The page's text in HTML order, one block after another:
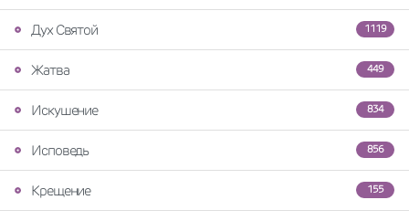
1119
Дух Святой
449
Жатва
834
Искушение
856
Исповедь
155
Крещение